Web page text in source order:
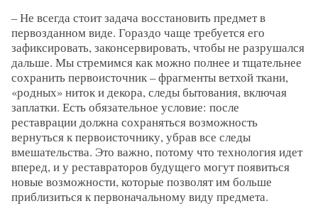
– Не всегда стоит задача восстановить предмет в
первозданном виде. Гораздо чаще требуется его
зафиксировать, законсервировать, чтобы не разрушался
дальше. Мы стремимся как можно полнее и тщательнее
сохранить первоисточник – фрагменты ветхой ткани,
«родных» ниток и декора, следы бытования, включая
заплатки. Есть обязательное условие: после
реставрации должна сохраняться возможность
вернуться к первоисточнику, убрав все следы
вмешательства. Это важно, потому что технология идет
вперед, и у реставраторов будущего могут появиться
новые возможности, которые позволят им больше
приблизиться к первоначальному виду предмета.